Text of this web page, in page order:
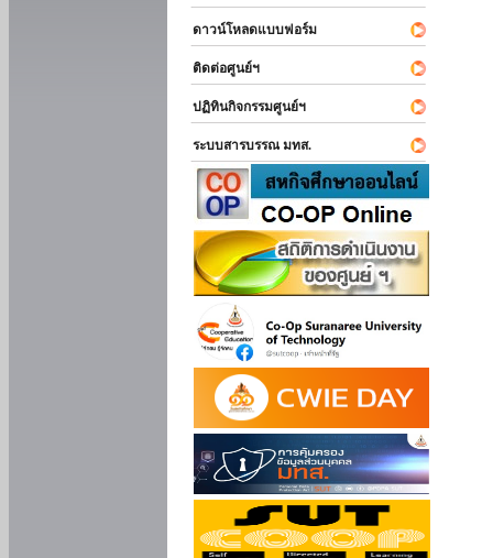
ดาวน์โหลดแบบฟอร์ม
ติดต่อศูนย์ฯ
ปฏิทินกิจกรรมศูนย์ฯ
ระบบสารบรรณ มทส.